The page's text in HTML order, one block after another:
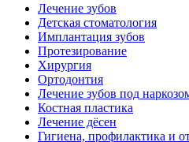
Лечение зубов
Детская стоматология
Имплантация зубов
Протезирование
Хирургия
Ортодонтия
Лечение зубов под
Костная пластика
Лечение дёсен
Гигиена, профилактика и